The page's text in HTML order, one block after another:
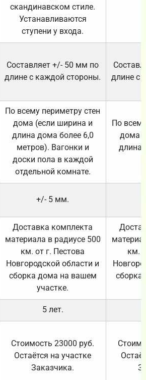
скандинавском стиле.
Устанавливаются
ступени у входа.
Составляет +/- 50 мм по
длине с каждой стороны.
длине с
По всему периметру стен
дома (если ширина и
длина дома более 6,0
метров). Вагонки и
доски пола в каждой
отдельной комнате.
По
дома
длина
+/- 5 мм.
Доставка комплекта
материала в радиусе 500
км. от г. Пестова
Новгородской области и
сборка дома на вашем
участке.
км.
5 лет.
Стоимость 23000 руб.
Остаётся на участке
Заказчика.